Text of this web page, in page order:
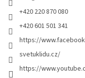
+420 220 870 080
+420 601 501 341
https://
svetuklidu.cz/
https://